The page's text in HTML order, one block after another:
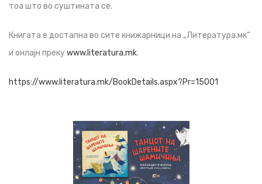
тоа што во суштината се.
Книгата е достапна во сите книжарници на „Литература.мк“
и онлајн преку www.literatura.mk.
https://www.literatura.mk/BookDetails.aspx?Pr=15001